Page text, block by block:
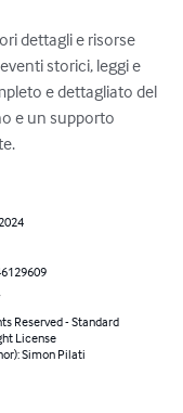
dettagli e risorse
storici, leggi e
e dettagliato del
e un supporto
Reserved - Standard
License
Simon Pilati